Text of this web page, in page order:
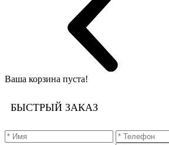
Ваша корзина пуста!
БЫСТРЫЙ ЗАКАЗ